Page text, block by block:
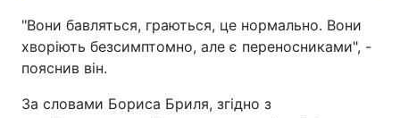
"Вони бавляться, граються, це нормально. Вони
хворіють безсимптомно, але є переносниками", -
пояснив він.
За словами Бориса Бриля, згідно з